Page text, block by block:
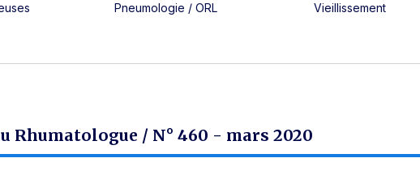
Pneumologie / ORL Vieillissement
Rhumatologue / N° 460 - mars 2020